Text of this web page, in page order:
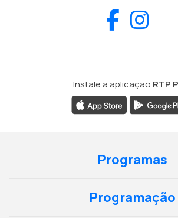
Instale a aplicação RTP
Programas
Programação